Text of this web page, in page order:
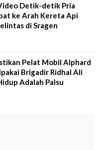
Detik-detik Pria
ke Arah Kereta Api
di Sragen
Pelat Mobil Alphard
Brigadir Ridhal Ali
Adalah Palsu